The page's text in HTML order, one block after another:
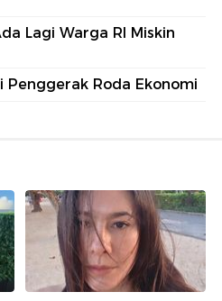
Lagi Warga RI Miskin
Penggerak Roda Ekonomi